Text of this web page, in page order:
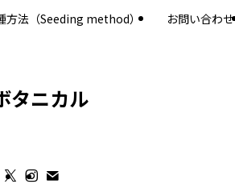
タニカル
方法（Seeding method） お問い合わせ